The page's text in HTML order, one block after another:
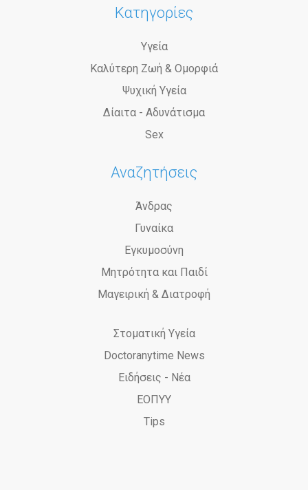
Κατηγορίες
Υγεία
Καλύτερη Ζωή & Ομορφιά
Ψυχική Υγεία
Δίαιτα - Αδυνάτισμα
Sex
Αναζητήσεις
Άνδρας
Γυναίκα
Εγκυμοσύνη
Μητρότητα και Παιδί
Μαγειρική & Διατροφή
Στοματική Υγεία
Doctoranytime News
Ειδήσεις - Νέα
ΕΟΠΥΥ
Tips